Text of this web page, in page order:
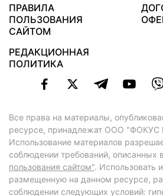
ПРАВИЛА
ПОЛЬЗОВАНИЯ
САЙТОМ
РЕДАКЦИОННАЯ
ПОЛИТИКА
Все права на материалы,
ресурсе, принадлежат ООО
Использование материалов
соблюдении требований, описанных в
пользования сайтом". Использовать
размещенную на данном ресурсе,
соблюдении следующих условий: